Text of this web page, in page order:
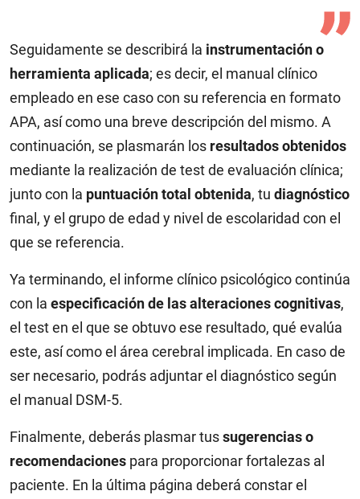
Seguidamente se describirá la instrumentación o
herramienta aplicada; es decir, el manual clínico
empleado en ese caso con su referencia en formato
APA, así como una breve descripción del mismo. A
continuación, se plasmarán los resultados obtenidos
mediante la realización de test de evaluación clínica;
junto con la puntuación total obtenida, tu diagnóstico
final, y el grupo de edad y nivel de escolaridad con el
que se referencia.
Ya terminando, el informe clínico psicológico continúa
con la especificación de las alteraciones cognitivas,
el test en el que se obtuvo ese resultado, qué evalúa
este, así como el área cerebral implicada. En caso de
ser necesario, podrás adjuntar el diagnóstico según
el manual DSM-5.
Finalmente, deberás plasmar tussugerencias o
recomendaciones para proporcionar fortalezas al
paciente. En la última página deberá constar el